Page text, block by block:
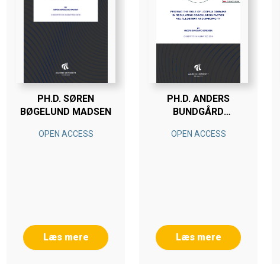
PH.D. SØREN
BØGELUND MADSEN
OPEN ACCESS
Læs mere
PH.D. ANDERS
BUNDGÅRD
OPEN ACCESS
Læs mere